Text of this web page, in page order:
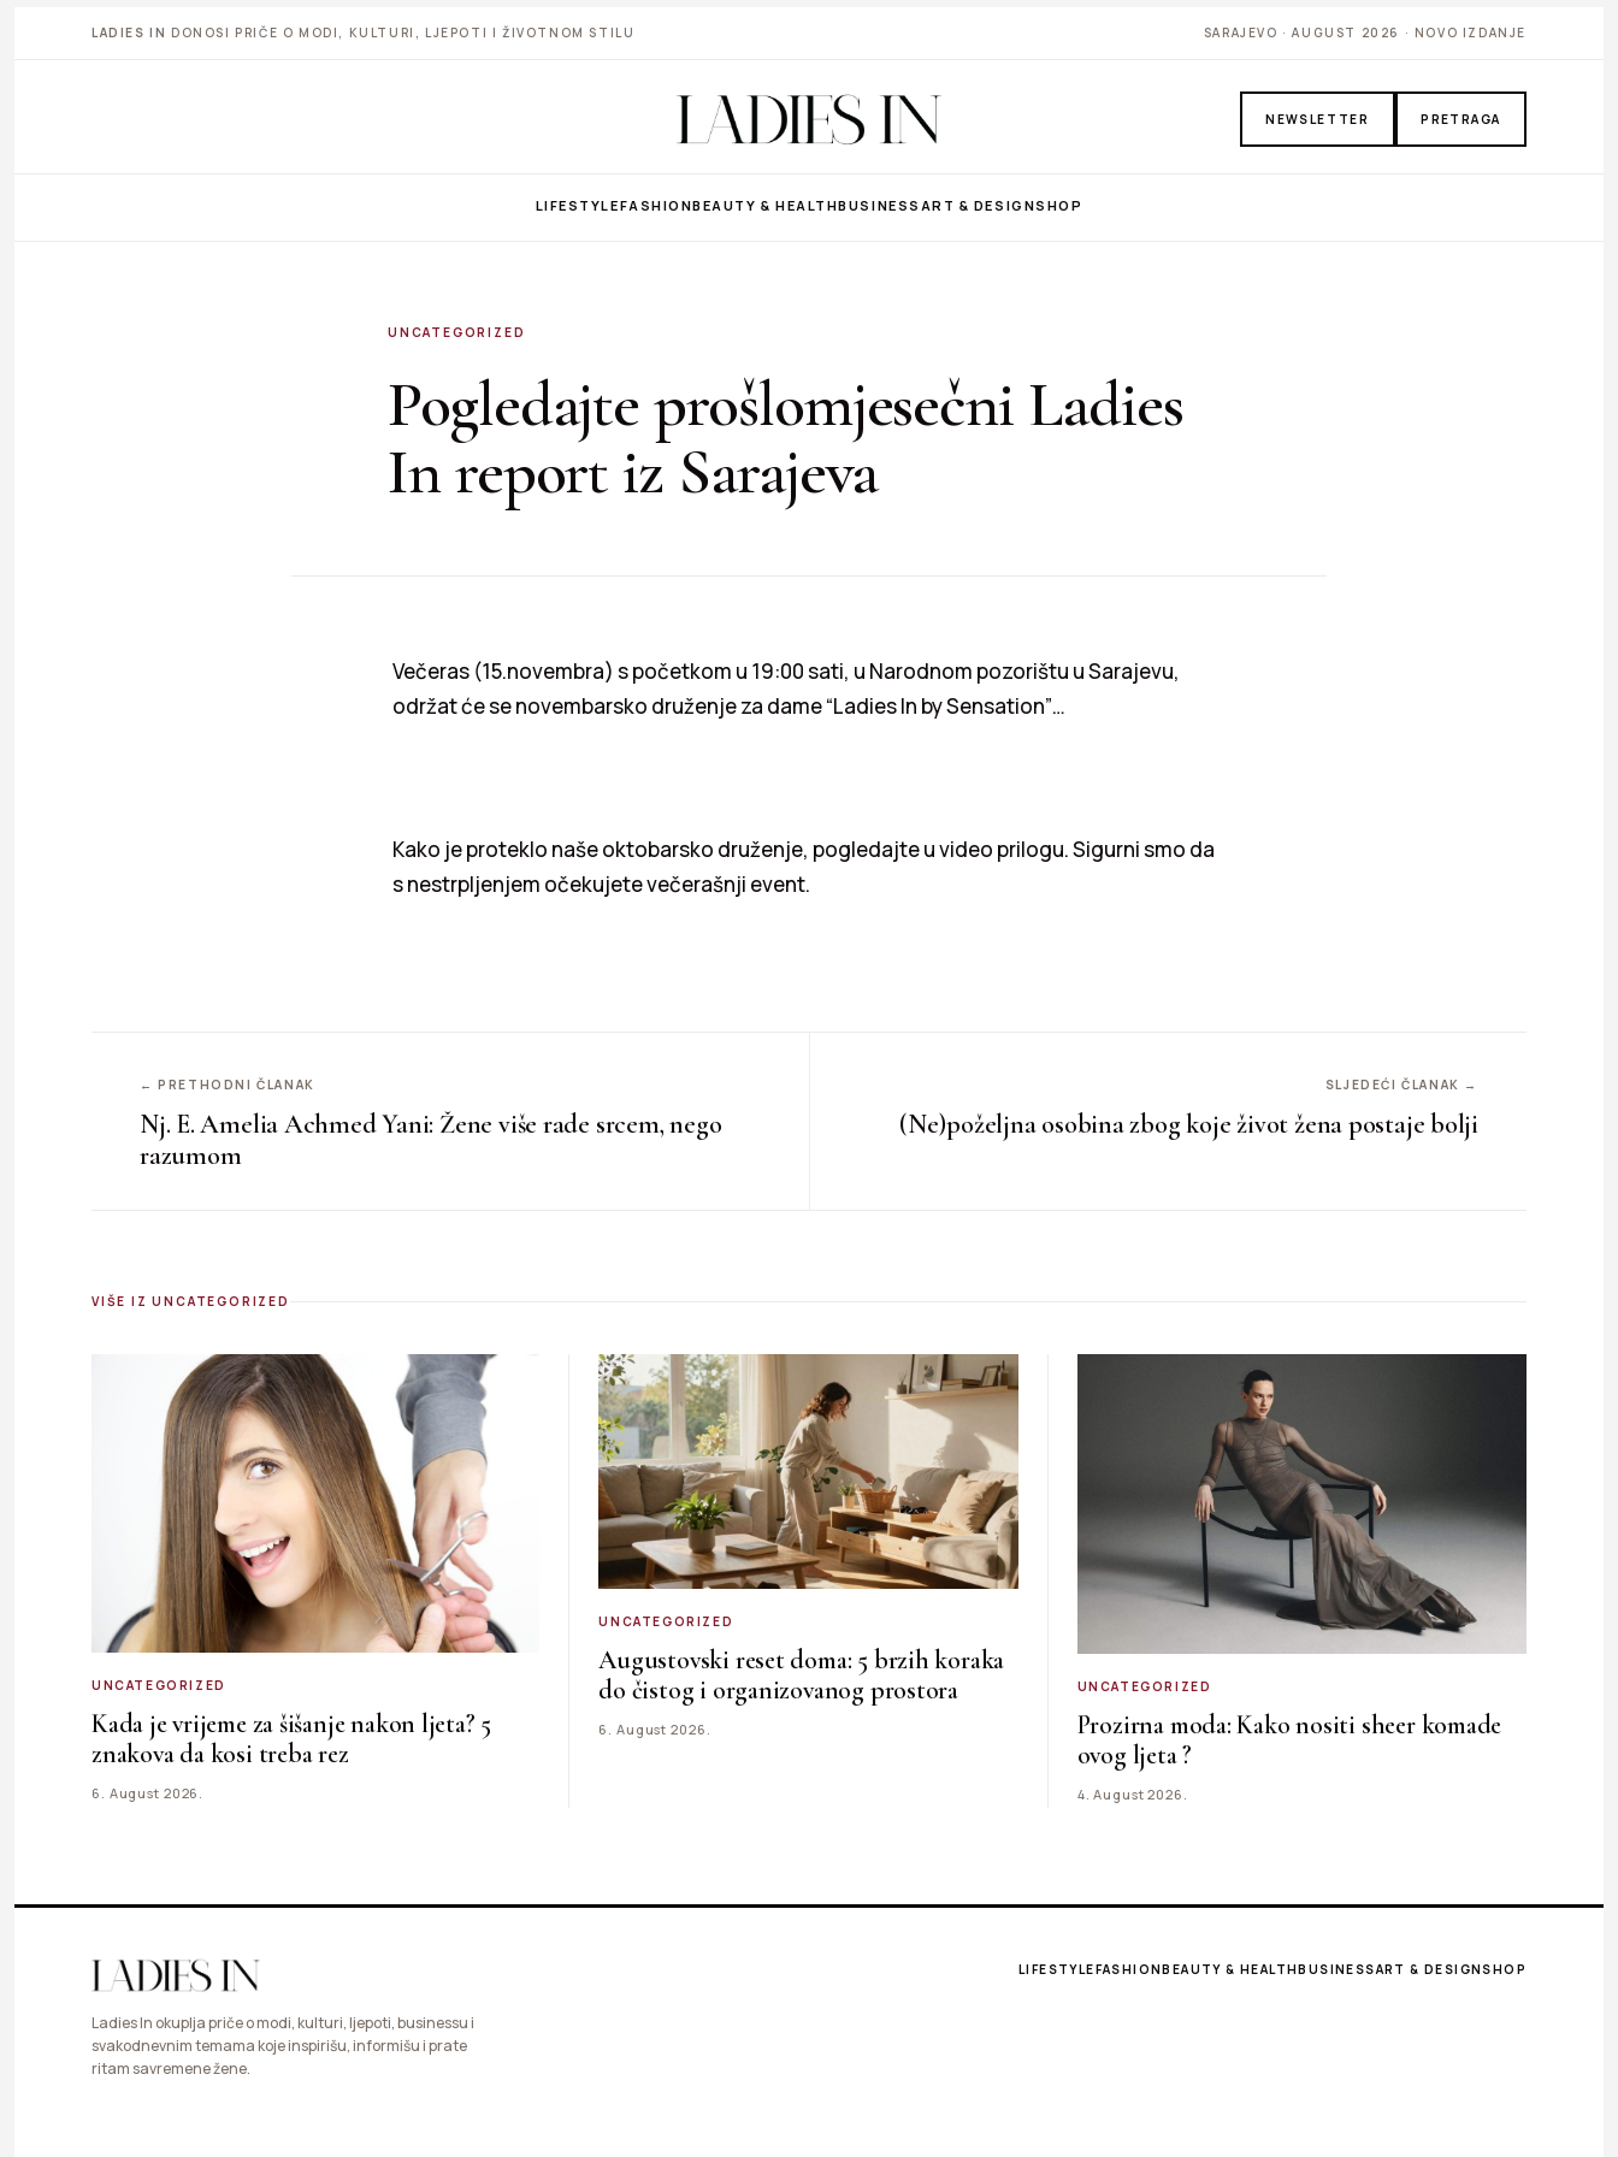
LADIES IN DONOSI PRIČE O MODI, KULTURI, LJEPOTI I ŽIVOTNOM STILU SARAJEVO · AUGUST 2026 · NOVO IZDANJE
NEWSLETTER PRETRAGA
LIFESTYLEFASHIONBEAUTY & HEALTHBUSINESS ART & DESIGNSHOP
UNCATEGORIZED
Pogledajte prošlomjesečni Ladies
In report iz Sarajeva
Večeras (15.novembra) s početkom u 19:00 sati, u Narodnom pozorištu u Sarajevu,
održat će se novembarsko druženje za dame “Ladies In by Sensation”…
Kako je proteklo naše oktobarsko druženje, pogledajte u video prilogu. Sigurni smo da
s nestrpljenjem očekujete večerašnji event.
← PRETHODNI ČLANAK
Nj. E. Amelia Achmed Yani: Žene više rade srcem, nego
razumom
SLJEDEĆI ČLANAK →
(Ne)poželjna osobina zbog koje život žena postaje bolji
VIŠE IZ UNCATEGORIZED
UNCATEGORIZED
Kada je vrijeme za šišanje nakon ljeta? 5
znakova da kosi treba rez
6. August 2026.
UNCATEGORIZED
Augustovski reset doma: 5 brzih koraka
do čistog i organizovanog prostora
6. August 2026.
UNCATEGORIZED
Prozirna moda: Kako nositi sheer komade
ovog ljeta ?
4. August 2026.
Ladies In okuplja priče o modi, kulturi, ljepoti, businessu i
svakodnevnim temama koje inspirišu, informišu i prate
ritam savremene žene.
LIFESTYLEFASHIONBEAUTY & HEALTHBUSINESSART & DESIGNSHOP